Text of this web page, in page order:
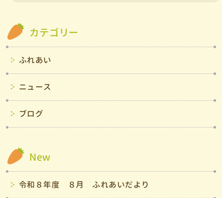
カテゴリー
ふれあい
ニュース
ブログ
New
令和８年度 ８月 ふれあいだより